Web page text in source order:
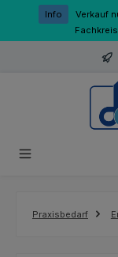
Zum Hauptinhalt
Info
Verkauf
Praxisbedarf